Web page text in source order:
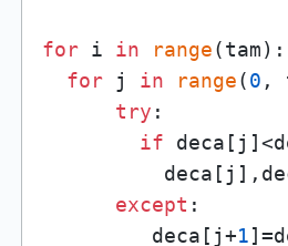
for i in range(tam):
for j in range(0 ,
try :
if
except :
         deca[j+
1